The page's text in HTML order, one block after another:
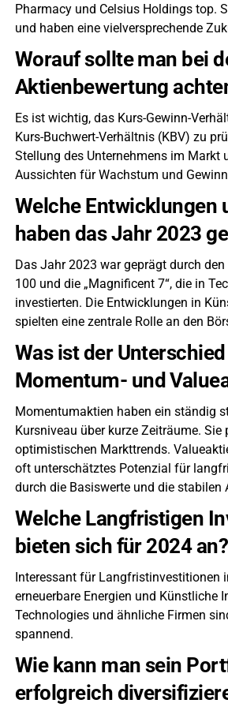
Pharmacy und Celsius Holdings top.
und haben eine vielversprechende
Worauf sollte man bei
Aktienbewertung
Es ist wichtig, das Kurs-Gewinn-
Kurs-Buchwert-Verhältnis (KBV) zu
Stellung des Unternehmens im Markt
Aussichten für Wachstum und
Welche Entwicklungen
haben das Jahr 2023
Das Jahr 2023 war geprägt durch
100 und die „Magnificent 7“, die in
investierten. Die Entwicklungen in
spielten eine zentrale Rolle an den
Was ist der
Momentum- und
Momentumaktien haben ein ständig
Kursniveau über kurze Zeiträume. Sie
optimistischen Markttrends.
oft unterschätztes Potenzial für
durch die Basiswerte und die stabilen
Welche Langfristigen
bieten sich für 2024 an?
Interessant für Langfristinvestitionen
erneuerbare Energien und Künstliche
Technologies und ähnliche Firmen
spannend.
Wie kann man sein
erfolgreich